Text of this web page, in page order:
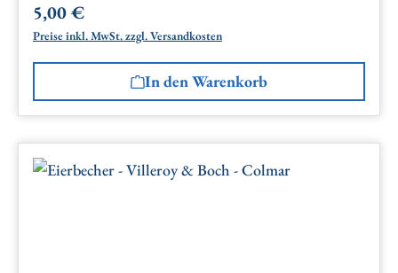
Regulärer Preis:
5,00 €
Preise inkl. MwSt. zzgl. Versandkosten
In den Warenkorb